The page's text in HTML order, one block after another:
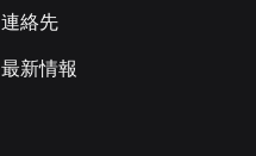
連絡先
最新情報